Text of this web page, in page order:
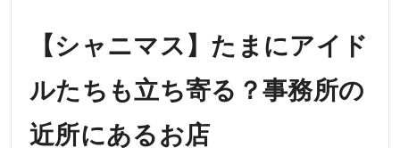
【シャニマス】たまにアイド
ルたちも立ち寄る？事務所の
近所にあるお店